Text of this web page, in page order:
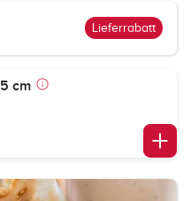
Lieferrabatt
cm